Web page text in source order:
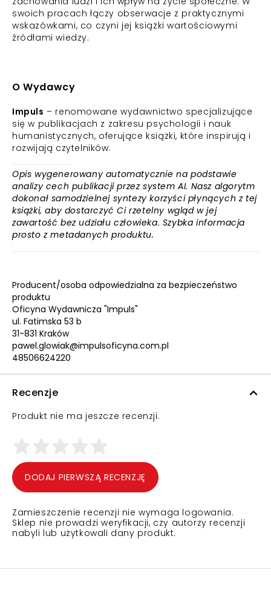
swoich pracach łączy obserwacje z praktycznymi
wskazówkami, co czyni jej książki wartościowymi
źródłami wiedzy.
O Wydawcy
Impuls – renomowane wydawnictwo specjalizujące
się w publikacjach z zakresu psychologii i nauk
humanistycznych, oferujące książki, które inspirują i
rozwijają czytelników.
Opis wygenerowany automatycznie na podstawie
analizy cech publikacji przez system AI. Nasz algorytm
dokonał samodzielnej syntezy korzyści płynących z tej
książki, aby dostarczyć Ci rzetelny wgląd w jej
zawartość bez udziału człowieka. Szybka informacja
prosto z metadanych produktu.
Producent/osoba odpowiedzialna za bezpieczeństwo
produktu
Oficyna Wydawnicza "Impuls"
ul. Fatimska 53 b
31-831 Kraków
pawel.glowiak@impulsoficyna.com.pl
48506624220
Recenzje
Produkt nie ma jeszcze recenzji.
DODAJ PIERWSZĄ RECENZJĘ
Zamieszczenie recenzji nie wymaga logowania.
Sklep nie prowadzi weryfikacji, czy autorzy recenzji
nabyli lub użytkowali dany produkt.